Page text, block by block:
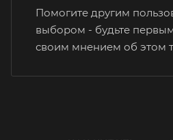
Помогите другим
выбором - будьте
своим мнением об этом